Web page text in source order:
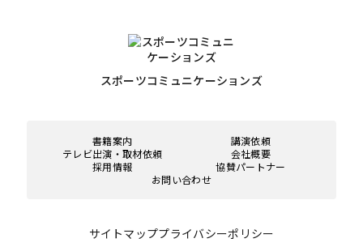
スポーツコミュニケーションズ
書籍案内
講演依頼
テレビ出演・取材依頼
会社概要
採用情報
協賛パートナー
お問い合わせ
サイトマッププライバシーポリシー